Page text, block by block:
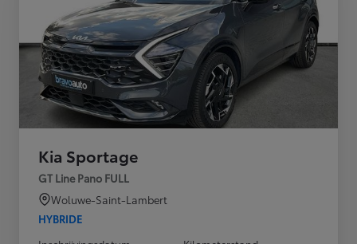
Kia Sportage
GT Line Pano FULL
Woluwe-Saint-Lambert
HYBRIDE